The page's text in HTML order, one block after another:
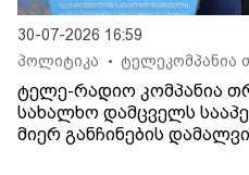
30-07-2026 16:59
პოლიტიკა
• ტელეკომპანია
ტელე-რადიო კომპანია
სახალხო დამცველს
მიერ განჩინების